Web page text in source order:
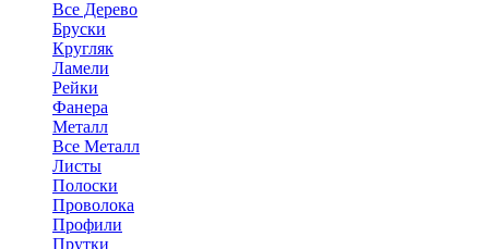
Все Дерево
Бруски
Кругляк
Ламели
Рейки
Фанера
Металл
Все Металл
Листы
Полоски
Проволока
Профили
Прутки